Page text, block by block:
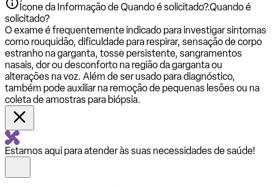
Ícone da Informação de Quando é solicitado?.Quando é
solicitado?
O exame é frequentemente indicado para investigar sintomas
como rouquidão, dificuldade para respirar, sensação de corpo
estranho na garganta, tosse persistente, sangramentos
nasais, dor ou desconforto na região da garganta ou
alterações na voz. Além de ser usado para diagnóstico,
também pode auxiliar na remoção de pequenas lesões ou na
coleta de amostras para biópsia.
Estamos aqui para atender às suas necessidades de saúde!